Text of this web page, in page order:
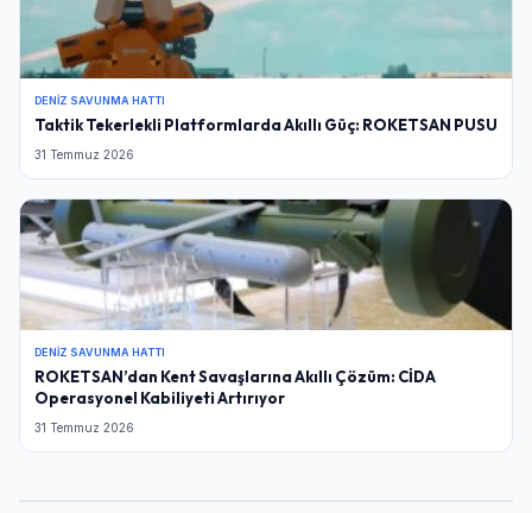
DENIZ SAVUNMA HATTI
Taktik Tekerlekli Platformlarda Akıllı Güç: ROKETSAN PUSU
31 Temmuz 2026
DENIZ SAVUNMA HATTI
ROKETSAN’dan Kent Savaşlarına Akıllı Çözüm: CİDA
Operasyonel Kabiliyeti Artırıyor
31 Temmuz 2026